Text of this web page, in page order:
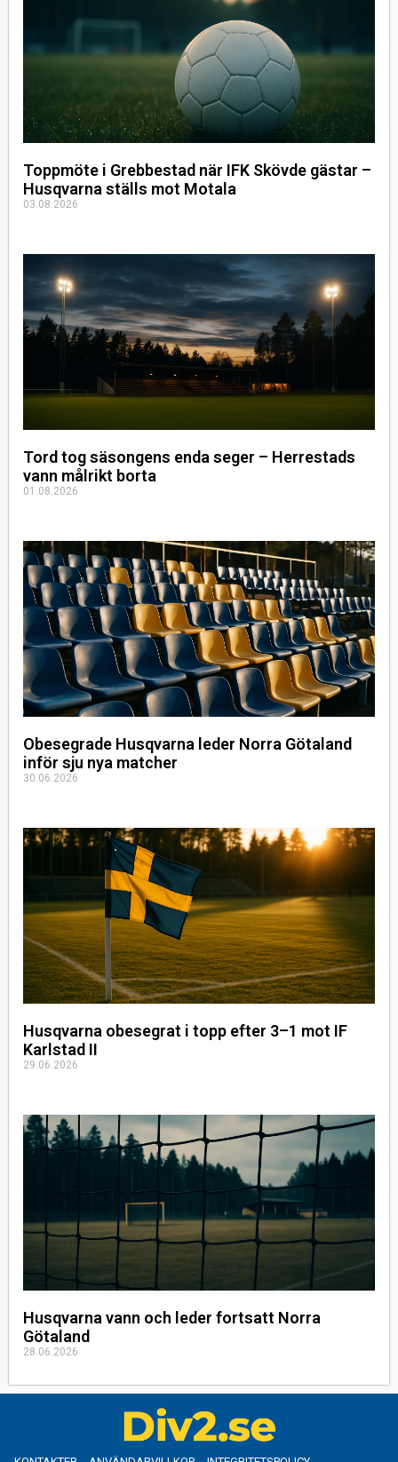
Toppmöte i Grebbestad när IFK Skövde gästar –
Husqvarna ställs mot Motala
03.08.2026
Tord tog säsongens enda seger – Herrestads
vann målrikt borta
01.08.2026
Obesegrade Husqvarna leder Norra Götaland
inför sju nya matcher
30.06.2026
Husqvarna obesegrat i topp efter 3–1 mot IF
Karlstad II
29.06.2026
Husqvarna vann och leder fortsatt Norra
Götaland
28.06.2026